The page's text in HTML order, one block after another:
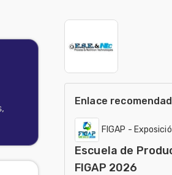
Enlace
FIGAP -
Escuela de
FIGAP 2026